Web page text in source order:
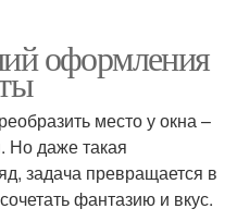
оформления
место у окна –
Но даже такая
задача превращается в
фантазию и вкус.